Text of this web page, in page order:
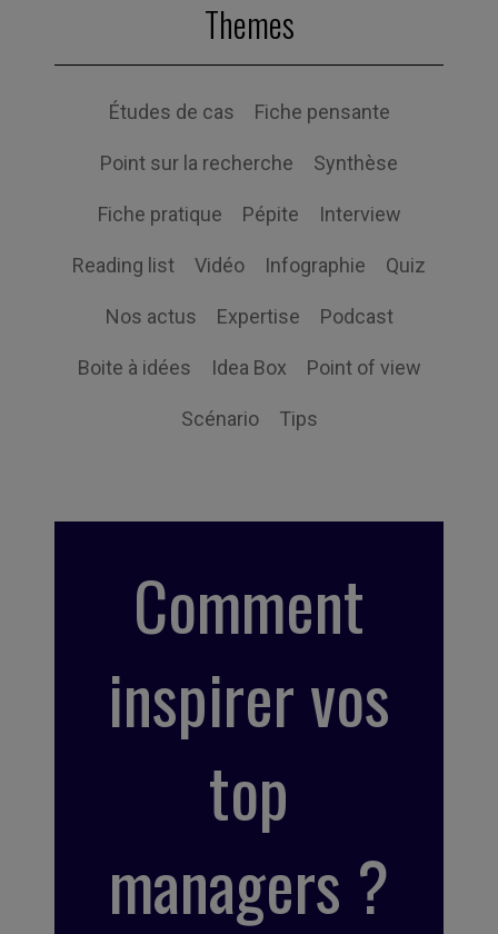
Themes
Études de cas Fiche pensante
Point sur la recherche Synthèse
Fiche pratique Pépite Interview
Reading list Vidéo Infographie Quiz
Nos actus Expertise Podcast
Boite à idées Idea Box Point of view
Scénario Tips
Comment
inspirer vos
top
managers ?